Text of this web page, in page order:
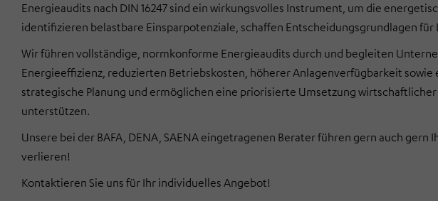
Energieaudits nach DIN 16247 sind ein wirkungsvolles Instrument, um die
identifizieren belastbare Einsparpotenziale, schaffen Entscheidungsgrundlagen
Wir führen vollständige, normkonforme Energieaudits durch und begleiten
Energieeffizienz, reduzierten Betriebskosten, höherer Anlagenverfügbarkeit
strategische Planung und ermöglichen eine priorisierte Umsetzung
unterstützen.
Unsere bei der BAFA, DENA, SAENA eingetragenen Berater führen gern auch
verlieren!
Kontaktieren Sie uns für Ihr individuelles Angebot!